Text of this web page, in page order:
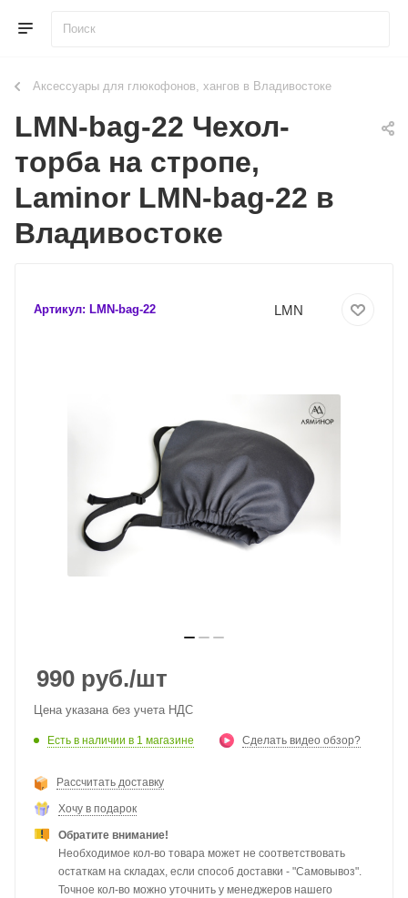
Аксессуары для глюкофонов, хангов в Владивостоке
LMN-bag-22 Чехол-
торба на стропе,
Laminor LMN-bag-22 в
Владивостоке
Артикул: LMN-bag-22 LMN
990 руб./шт
Цена указана без учета НДС
Есть в наличии в 1 магазине Сделать видео обзор?
Рассчитать доставку
Хочу в подарок
Обратите внимание!
Необходимое кол-во товара может не соответствовать
остаткам на складах, если способ доставки - "Самовывоз".
Точное кол-во можно уточнить у менеджеров нашего